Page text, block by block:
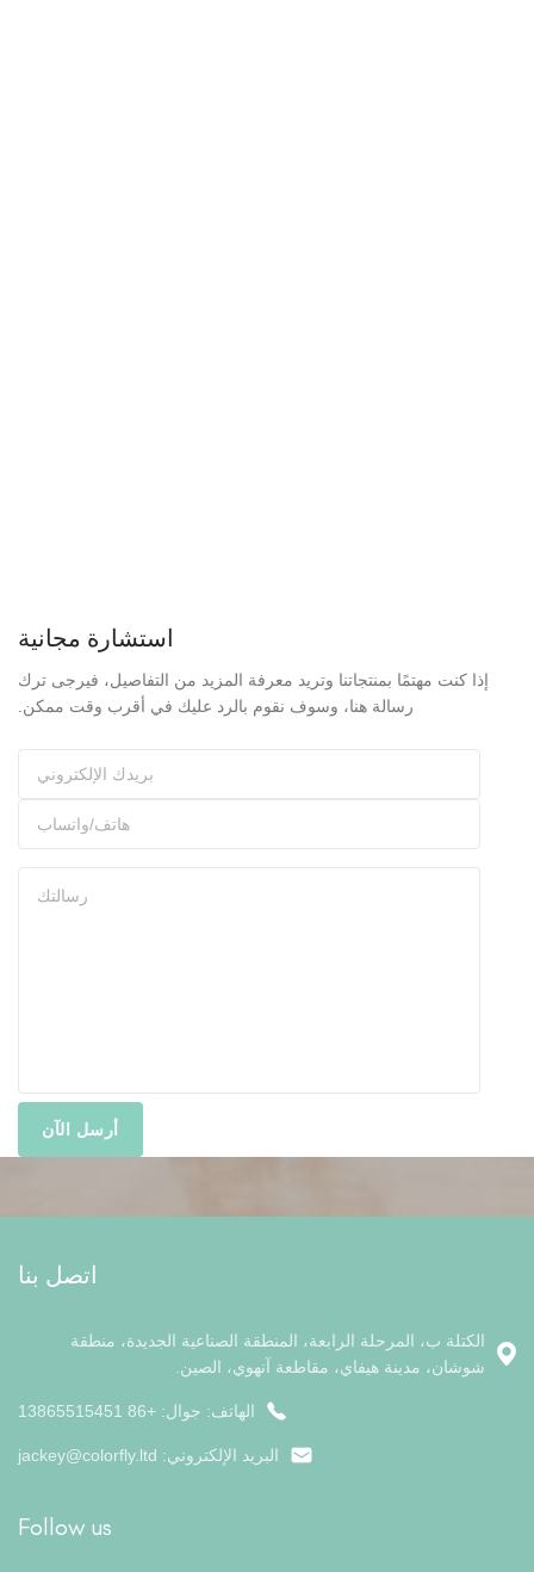
استشارة مجانية
إذا كنت مهتمًا بمنتجاتنا وتريد معرفة المزيد من التفاصيل، فيرجى ترك
رسالة هنا، وسوف نقوم بالرد عليك في أقرب وقت ممكن.
اتصل بنا
الكتلة ب، المرحلة الرابعة، المنطقة الصناعية الجديدة، منطقة
شوشان، مدينة هيفاي، مقاطعة آنهوي، الصين.
الهاتف: جوال: +86 13865515451
البريد الإلكتروني: jackey@colorfly.ltd
Follow us